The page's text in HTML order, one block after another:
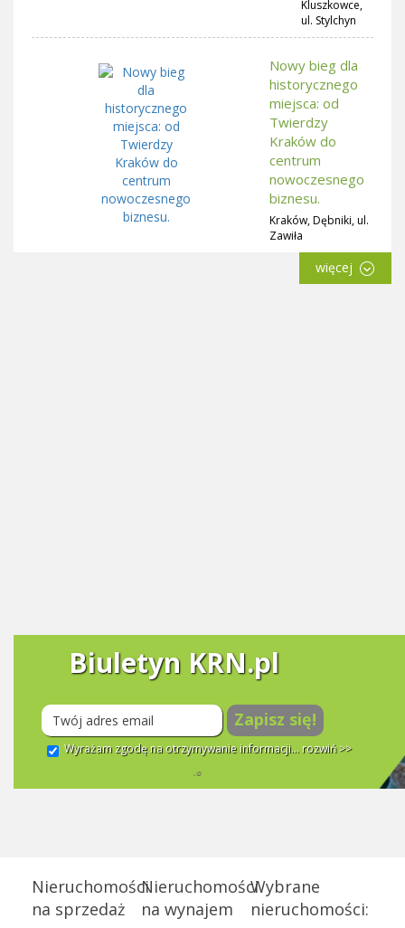
Kluszkowce,
ul. Stylchyn
Nowy bieg dla
historycznego
miejsca: od
Twierdzy
Kraków do
centrum
nowoczesnego
biznesu.
Kraków, Dębniki, ul.
Zawiła
więcej
Biuletyn KRN.pl
Zapisz się!
Wyrażam zgodę na otrzymywanie informacji... rozwiń >>
Nieruchomości
na sprzedaż
Nieruchomości
na wynajem
Wybrane
nieruchomości: